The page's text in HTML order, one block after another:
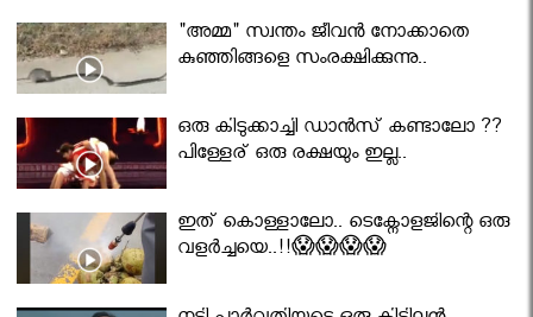
"അമ്മ" സ്വന്തം ജീവൻ നോക്കാതെ
കുഞ്ഞിങ്ങളെ സംരക്ഷിക്കുന്നു..
ഒരു കിടുക്കാച്ചി ഡാൻസ് കണ്ടാലോ ??
പിള്ളേര് ഒരു രക്ഷയും ഇല്ല..
ഇത് കൊള്ളാലോ.. ടെക്നോളജിന്റെ ഒരു
വളർച്ചയെ..!!😱😱😱😱